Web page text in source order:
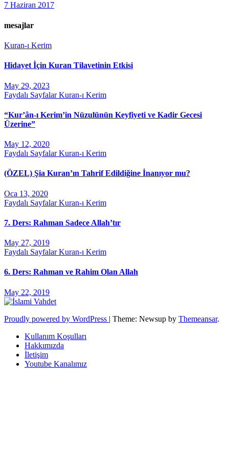
7 Haziran 2017
mesajlar
Kuran-ı Kerim
Hidayet İçin Kuran Tilavetinin Etkisi
May 29, 2023
Faydalı SayfalarKuran-ı Kerim
“Kur’ân-ı Kerim’in Nüzulünün Keyfiyeti ve Kadir Gecesi
Üzerine”
May 12, 2020
Faydalı SayfalarKuran-ı Kerim
(ÖZEL) Şia Kuran’ın Tahrif Edildiğine İnanıyor mu?
Oca 13, 2020
Faydalı SayfalarKuran-ı Kerim
7. Ders: Rahman Sadece Allah’tır
May 27, 2019
Faydalı SayfalarKuran-ı Kerim
6. Ders: Rahman ve Rahim Olan Allah
May 22, 2019
Proudly powered by WordPress | Theme: Newsup by Themeansar.
Kullanım Koşulları
Hakkımızda
İletişim
Youtube Kanalımız